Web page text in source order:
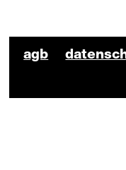
agb